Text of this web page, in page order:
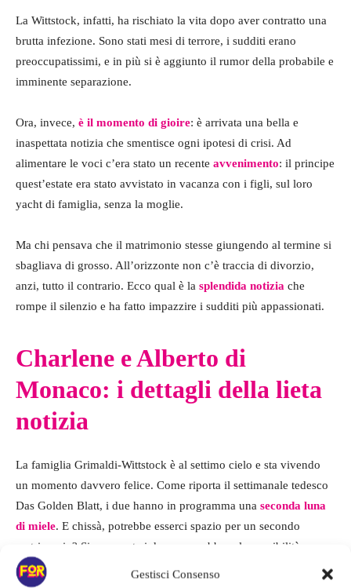
Gestisci Consenso
La Wittstock, infatti, ha rischiato la vita dopo aver contratto una
brutta infezione. Sono stati mesi di terrore, i sudditi erano
preoccupatissimi, e in più si è aggiunto il rumor della probabile e
imminente separazione.
Ora, invece, è il momento di gioire: è arrivata una bella e
inaspettata notizia che smentisce ogni ipotesi di crisi. Ad
alimentare le voci c’era stato un recente avvenimento: il principe
quest’estate era stato avvistato in vacanza con i figli, sul loro
yacht di famiglia, senza la moglie.
Ma chi pensava che il matrimonio stesse giungendo al termine si
sbagliava di grosso. All’orizzonte non c’è traccia di divorzio,
anzi, tutto il contrario. Ecco qual è la splendida notizia che
rompe il silenzio e ha fatto impazzire i sudditi più appassionati.
Charlene e Alberto di
Monaco: i dettagli della lieta
notizia
La famiglia Grimaldi-Wittstock è al settimo cielo e sta vivendo
un momento davvero felice. Come riporta il settimanale tedesco
Das Golden Blatt, i due hanno in programma una seconda luna
di miele. E chissà, potrebbe esserci spazio per un secondo
matrimonio? Sicuramente i due ne avrebbero la possibilità.